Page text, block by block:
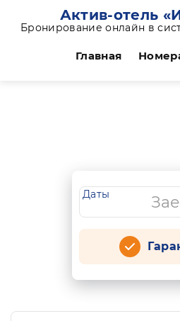
Актив-отель
Бронирование онлайн в
Главная
Даты